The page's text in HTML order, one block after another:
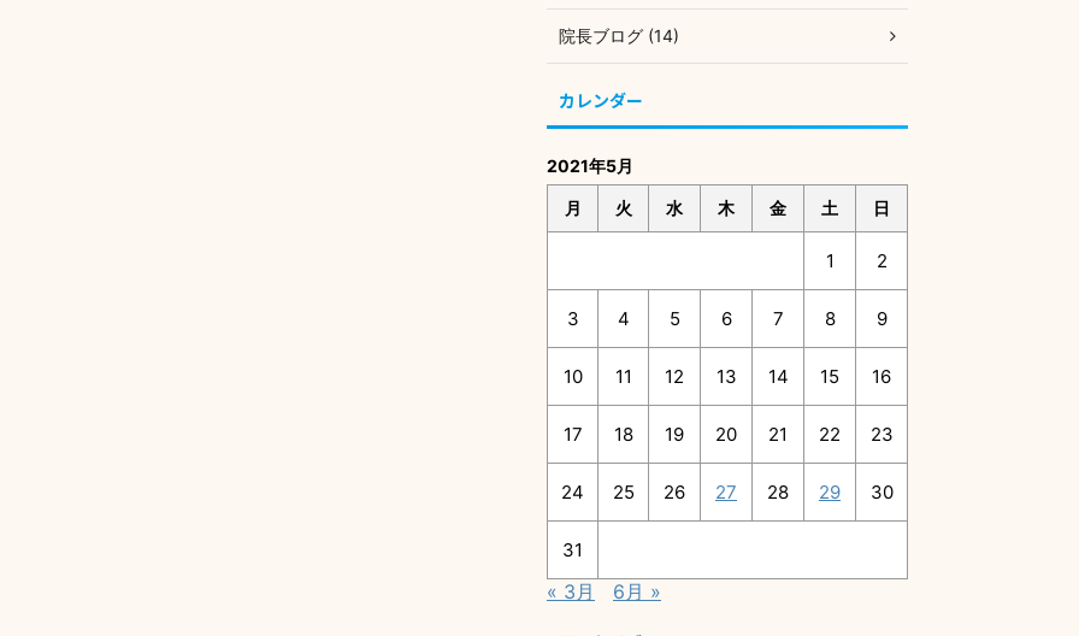
院長ブログ (14)
カレンダー
2021年5月
月 火 水 木 金 土 日
1 2
3 4 5 6 7 8 9
10 11 12 13 14 15 16
17 18 19 20 21 22 23
24 25 26 27 28 29 30
31
« 3月 6月 »